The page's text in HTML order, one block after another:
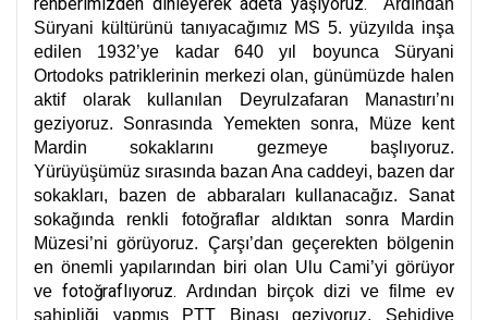
Ardından
Süryani kültürünü tanıyacağımız MS 5. yüzyılda inşa
edilen 1932’ye kadar 640 yıl boyunca Süryani
Ortodoks patriklerinin merkezi olan, günümüzde halen
aktif olarak kullanılan Deyrulzafaran Manastırı’nı
geziyoruz. Sonrasında Yemekten sonra, Müze kent
Mardin sokaklarını gezmeye başlıyoruz.
Yürüyüşümüz sırasında bazan Ana caddeyi, bazen dar
sokakları, bazen de abbaraları kullanacağız. Sanat
sokağında renkli fotoğraflar aldıktan sonra Mardin
Müzesi’ni görüyoruz. Çarşı’dan geçerekten bölgenin
en önemli yapılarından biri olan Ulu Cami’yi görüyor
vefotoğraflıyoruz. Ardından birçok dizi ve filme ev
sahipliği yapmış PTT Binası geziyoruz. Şehidiye